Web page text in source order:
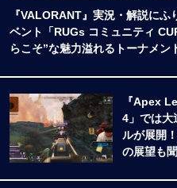
『VALORANT』実況・解説に
ベント「RUGs コミュニティ
らこそ”な魅力溢れるトーナメン
『Apex
4」では大
ルが展開
の展望も